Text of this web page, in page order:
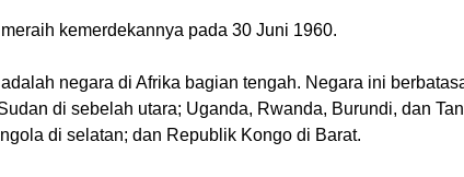
kemerdekannya pada 30 Juni 1960.
negara di Afrika bagian tengah. Negara ini
di sebelah utara; Uganda, Rwanda, Burundi, dan
di selatan; dan Republik Kongo di Barat.